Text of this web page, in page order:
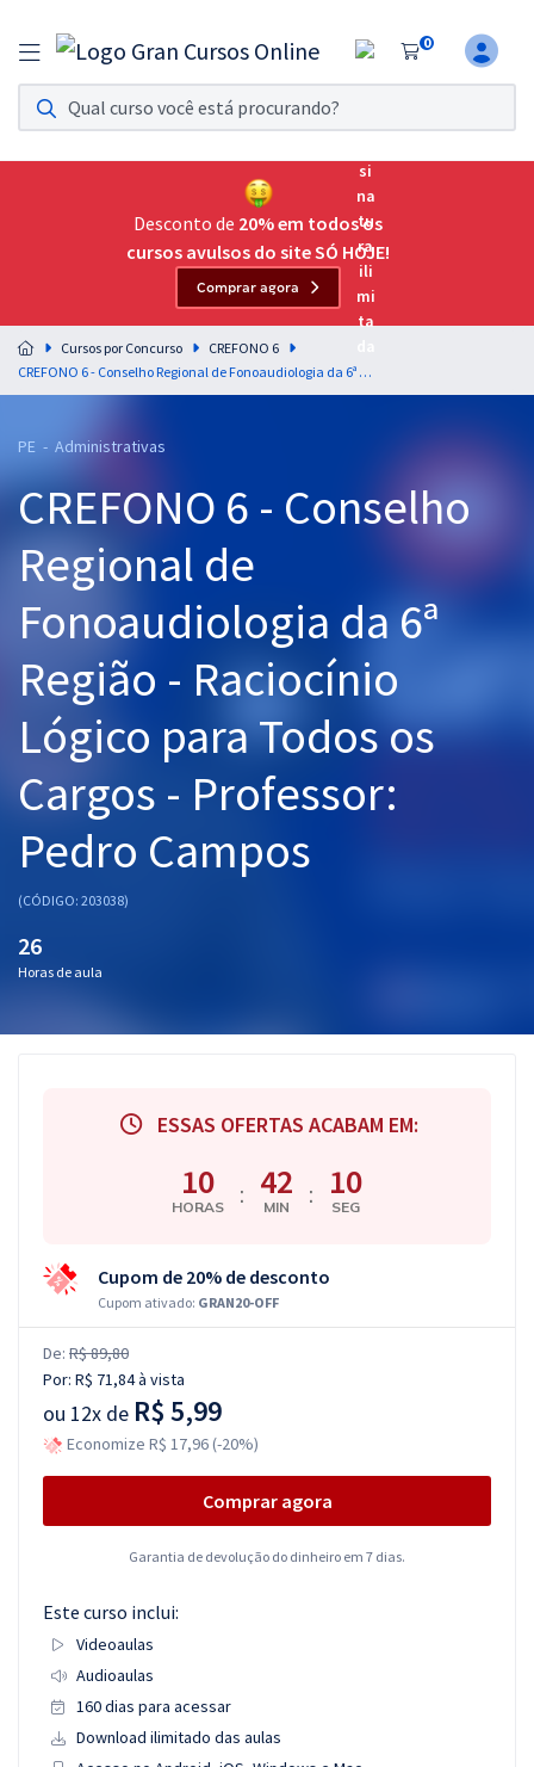
0
Assinatura Ilimitada 11
Acesso a todos os cursos. Teste grátis por 7 dias!
Assinatura OAB Até Passar
Acesso ilimitado a toda preparação para o Exame da
Residências Multiprofissionais
Preparação completa e intensiva para as principais
residências em saúde do Brasil
Cursos 20% OFF
Pós
Graduação
OAB
Mentorias
Questões grátis
Desconto de 20% em todos os
cursos avulsos do site SÓ HOJE!
Comprar agora
Cursos por Concurso
CREFONO 6
CREFONO 6 - Conselho Regional de Fonoaudiologia da 6ª Região - Raciocínio Lógico para Todos os Cargos - Professor: Pedro Campos
PE - Administrativas
CREFONO 6 - Conselho
Regional de
Fonoaudiologia da 6ª
Região - Raciocínio
Lógico para Todos os
Cargos - Professor:
Pedro Campos
(CÓDIGO: 203038)
26
Horas de aula
ESSAS OFERTAS ACABAM EM:
10
HORAS : 42
MIN : 09
SEG
Cupom de 20% de desconto
Cupom ativado: GRAN20-OFF
De: R$ 89,80
Por: R$ 71,84à vista
ou 12x de R$ 5,99
Economize R$ 17,96 (-20%)
Comprar agora
Garantia de devolução do dinheiro em 7 dias.
Este curso inclui:
Videoaulas
Audioaulas
160 dias para acessar
Download ilimitado das aulas